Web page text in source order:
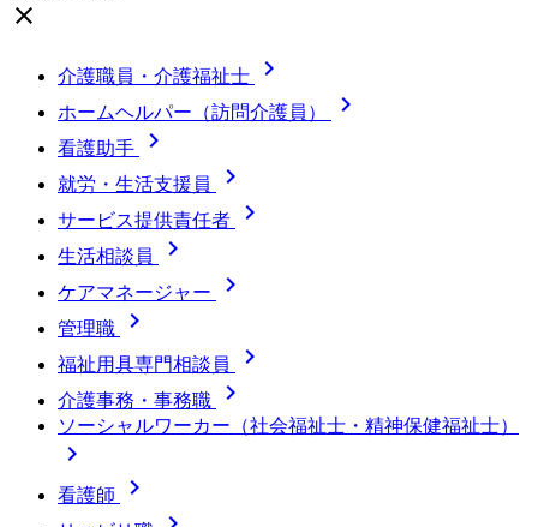
close
介護職員・介護福祉士 
ホームヘルパー（訪問介護員） 
看護助手 
就労・生活支援員 
サービス提供責任者 
生活相談員 
ケアマネージャー 
管理職 
福祉用具専門相談員 
介護事務・事務職 
ソーシャルワーカー（社会福祉士・精神保健福祉士）

看護師 